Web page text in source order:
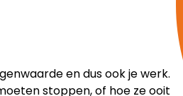
en dus ook je werk.
stoppen, of hoe ze ooit